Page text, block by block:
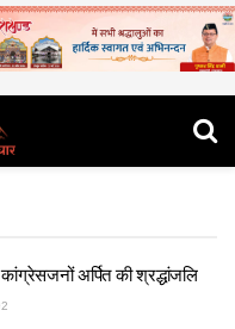
अर्पित की श्रद्धांजलि